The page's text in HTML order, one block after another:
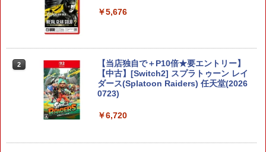
￥5,676
2
【当店独自で＋P10倍★要エントリー】
【中古】[Switch2] スプラトゥーン レイ
ダース(Splatoon Raiders) 任天堂(2026
0723)
￥6,720